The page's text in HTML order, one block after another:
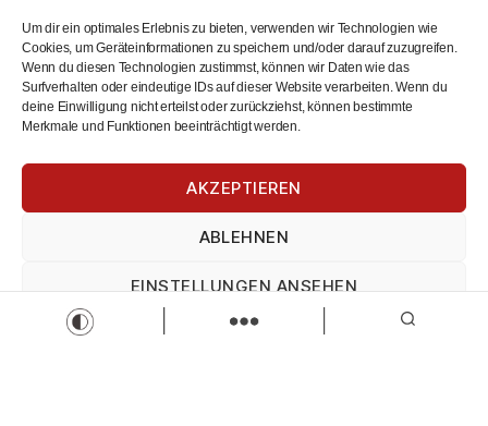
Um dir ein optimales Erlebnis zu bieten, verwenden wir Technologien wie
Cookies, um Geräteinformationen zu speichern und/oder darauf zuzugreifen.
Wenn du diesen Technologien zustimmst, können wir Daten wie das
Surfverhalten oder eindeutige IDs auf dieser Website verarbeiten. Wenn du
deine Einwilligung nicht erteilst oder zurückziehst, können bestimmte
Merkmale und Funktionen beeinträchtigt werden.
AKZEPTIEREN
ABLEHNEN
EINSTELLUNGEN ANSEHEN
Impressum Impressum
Privatkundenberatung (m/w/d)in Voll- oder Teilzeit
Sparkasse Allgäu
Teilzeit
Zur Stelle